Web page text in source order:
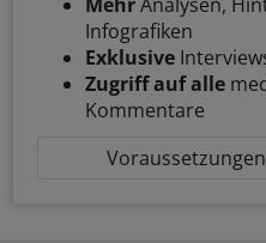
Infografiken
Exklusive
Zugriff auf alle
Kommentare